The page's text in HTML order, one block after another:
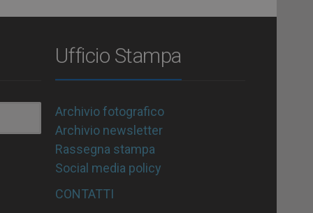
Ufficio Stampa
Archivio fotografico
Archivio newsletter
Rassegna stampa
Social media policy
CONTATTI